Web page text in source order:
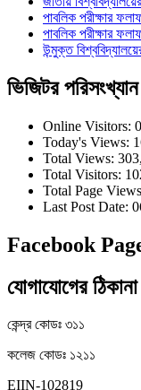
পাবলিক পরীক্ষার
পাবলিক পরীক্ষার
উন্মুক্ত
ভিজিটর পরিসংখ্যান
Online Visitors: 0
Today's Views:
Total Views:
Total Visitors:
Total Page
Last Post Date:
Facebook
যোগাযোগের ঠিকানা
কেন্দ্র কোডঃ ৩১১
কলেজ কোডঃ ১২১১
EIIN-102819